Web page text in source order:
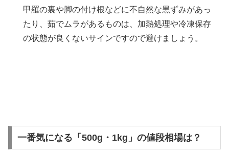
甲羅の裏や脚の付け根などに不自然な黒ずみがあっ
たり、茹でムラがあるものは、加熱処理や冷凍保存
の状態が良くないサインですので避けましょう。
一番気になる「500g・1kg」の値段相場は？